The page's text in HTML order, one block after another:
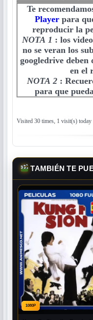
Te
Playerpara
reproducir la
NOTA 1 : los
no se veran los
googledrive
en el
NOTA 2 :
para que
Visited 30 times, 1 visit(s) today
TAMBIÉN TE
1080P